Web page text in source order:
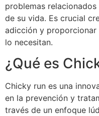
problemas
de su vida. Es crucial
adicción y proporcionar
lo necesitan.
¿Qué es
Chicky run es una
en la prevención y
través de un enfoque